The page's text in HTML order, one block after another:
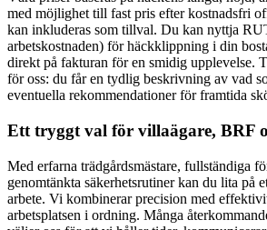
med möjlighet till fast pris efter kostnadsfri
kan inkluderas som tillval. Du kan nyttja
arbetskostnaden) för häckklippning i din
direkt på fakturan för en smidig upplevelse.
för oss: du får en tydlig beskrivning av vad
eventuella rekommendationer för framtida
Ett tryggt val för villaägare, BRF
Med erfarna trädgårdsmästare, fullständiga
genomtänkta säkerhetsrutiner kan du lita på
arbete. Vi kombinerar precision med
arbetsplatsen i ordning. Många